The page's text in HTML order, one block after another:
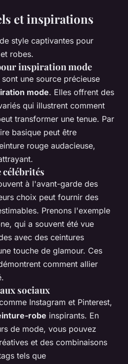
et inspirations
style captivantes pour
robes.
inspiration mode
une source précieuse
mode. Elles offrent des
qui illustrent comment
transformer une tenue. Par
basique peut être
rouge audacieuse,
célébrités
à l'avant-garde des
choix peut fournir des
Prenons l'exemple
qui a souvent été vue
avec des ceintures
touche de glamour. Ces
comment allier
sociaux
Instagram et Pinterest,
robe inspirants. En
de mode, vous pouvez
et des combinaisons
tels que